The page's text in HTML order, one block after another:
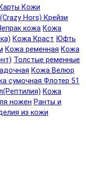
Карты Кожи
Hors) Крейзи
кожа Кожа
Кожа Краст Юфть
Кожа ременная Кожа
Толстые ременные
Кожа Велюр
сумочная Флотер 51
Кожа
ножен Ранты и
из кожи